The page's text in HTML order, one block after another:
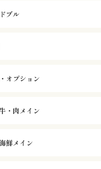
ブル
オプション
・肉メイン
鮮メイン